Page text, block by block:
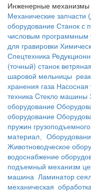
Инженерные механизмы
Механические
оборудование Станок с
числовым программным
для гравировки
Спецтехника
(точный) станок
шаровой мельницы
хранения газа Насосная
техника Cтекло машины
оборудование
оборудование
пружин
материал、
Животноводческое
водоснабжение
подъемный механизм
машина Ламинатор
механическая